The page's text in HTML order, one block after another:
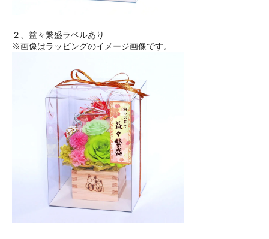
２、益々繁盛ラベルあり
※画像はラッピングのイメージ画像です。